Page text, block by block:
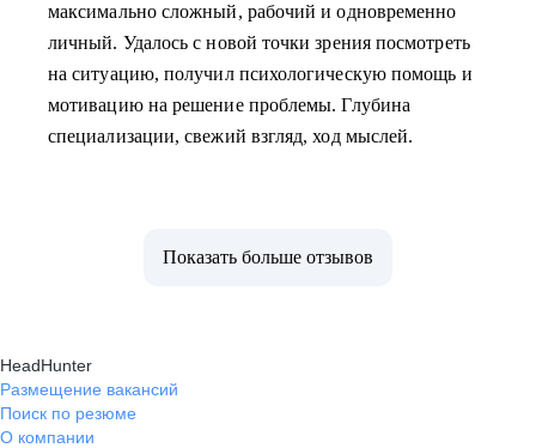
максимально сложный, рабочий и одновременно
личный. Удалось с новой точки зрения посмотреть
на ситуацию, получил психологическую помощь и
мотивацию на решение проблемы. Глубина
специализации, свежий взгляд, ход мыслей.
Показать больше отзывов
HeadHunter
Размещение вакансий
Поиск по резюме
О компании